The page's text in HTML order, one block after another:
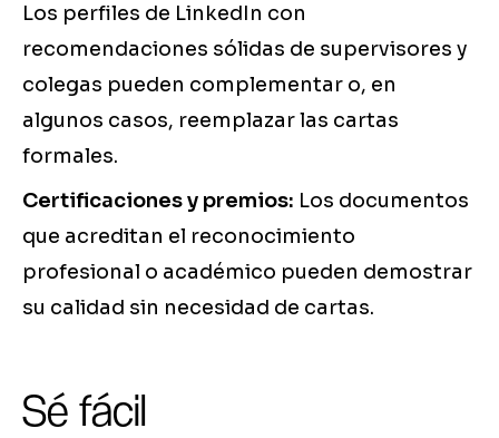
Los perfiles de LinkedIn con
recomendaciones sólidas de supervisores y
colegas pueden complementar o, en
algunos casos, reemplazar las cartas
formales.
Certificaciones y premios: Los documentos
que acreditan el reconocimiento
profesional o académico pueden demostrar
su calidad sin necesidad de cartas.
Sé fácil